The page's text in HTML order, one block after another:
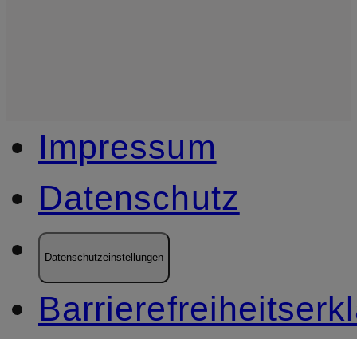
Impressum
Datenschutz
Datenschutzeinstellungen